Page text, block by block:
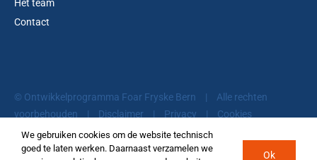
Het team
Contact
© Ontwikkelprogramma Foar Fryske Bern |
Alle rechten
voorbehouden
| Disclaimer | Privacy | Cookies
We gebruiken cookies om de website technisch
goed te laten werken. Daarnaast verzamelen we
Ok